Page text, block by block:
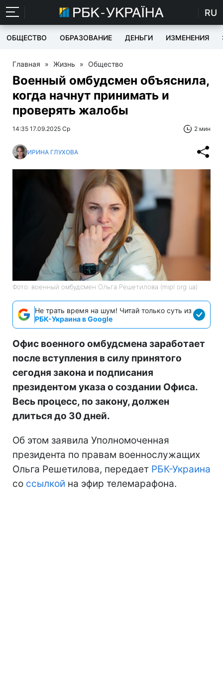
RU
ОБЩЕСТВО ОБРАЗОВАНИЕ ДЕНЬГИ ИЗМЕНЕНИЯ
Главная » Жизнь » Общество
Военный омбудсмен объяснила,
когда начнут принимать и
проверять жалобы
14:35 17.09.2025 Ср 2 мин
ИРИНА ГЛУХОВА
Фото: военный омбудсмен Ольга Решетилова (mipl org ua)
Не трать время на шум! Читай только суть из
РБК-Украина в Google
Офис военного омбудсмена заработает
после вступления в силу принятого
сегодня закона и подписания
президентом указа о создании Офиса.
Весь процесс, по закону, должен
длиться до 30 дней.
Об этом заявила Уполномоченная
президента по правам военнослужащих
Ольга Решетилова, передает РБК-Украина
со ссылкой на эфир телемарафона.